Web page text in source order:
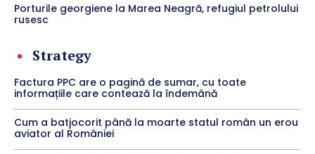
Porturile georgiene la Marea Neagră, refugiul petrolului
rusesc
Strategy
Factura PPC are o pagină de sumar, cu toate
informațiile care contează la îndemână
Cum a batjocorit până la moarte statul român un erou
aviator al României